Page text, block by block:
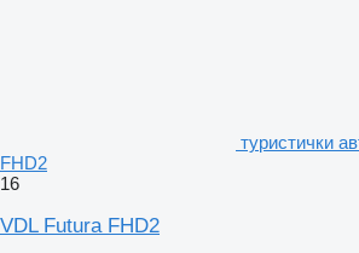
туристички
FHD2
16
VDL Futura FHD2